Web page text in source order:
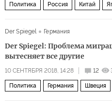
Политика Россия Китай
Восточный экономический форум
Der Spiegel Германия
Der Spiegel: Проблема
вытесняет все другие
10 СЕНТЯБРЯ 2018, 14:28 12
Политика Германия Швеция